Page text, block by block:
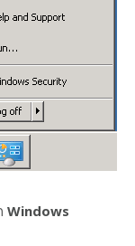
Windows